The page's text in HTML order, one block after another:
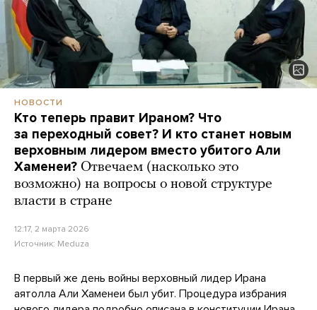
НОВОСТИ
Кто теперь правит Ираном? Что
за переходный совет? И кто станет новым
верховным лидером вместо убитого Али
Хаменеи? Отвечаем (насколько это
возможно) на вопросы о новой структуре
власти в стране
12:17, 2 марта 2026
Источник: Meduza
В первый же день войны верховный лидер Ирана
аятолла Али Хаменеи был убит. Процедура избрания